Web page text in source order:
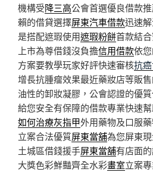
機構受降三高公會首選優良借款
賴的借貸選擇屏東汽車借款迅速
是搭配遮瑕使用遮瑕粉餅首款結
上市為尊借錢沒負擔信用借款依
方案要教學玩家好評快速審核抗
增長抗腫瘤效果最近藥妝店等販
油性的卸妝凝膠，公會認證的優
給您安全有保障的借款專業快速
如何治療灰指甲外用藥物及口服
立案合法優質屏東當舖為您屏東
土城區借錢援手屏東當舖有店面
大獎色彩鮮豔齊全水彩畫室立案